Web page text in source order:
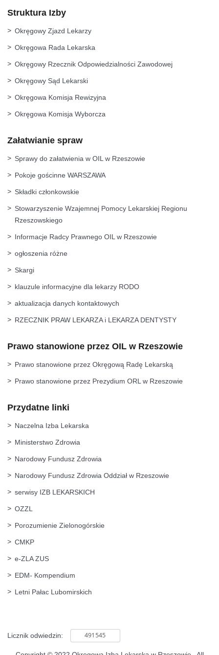
Struktura Izby
Okręgowy Zjazd Lekarzy
Okręgowa Rada Lekarska
Okręgowy Rzecznik Odpowiedzialności Zawodowej
Okręgowy Sąd Lekarski
Okręgowa Komisja Rewizyjna
Okręgowa Komisja Wyborcza
Załatwianie spraw
Sprawy do załatwienia w OIL w Rzeszowie
Pokoje gościnne WARSZAWA
Składki członkowskie
Stowarzyszenie Wzajemnej Pomocy Lekarskiej Regionu
Rzeszowskiego
Informacje Radcy Prawnego OIL w Rzeszowie
ogłoszenia różne
Skargi
klauzule informacyjne dla lekarzy RODO
aktualizacja danych kontaktowych
RZECZNIK PRAW LEKARZA i LEKARZA DENTYSTY
Prawo stanowione przez OIL w Rzeszowie
Prawo stanowione przez Okręgową Radę Lekarską
Prawo stanowione przez Prezydium ORL w Rzeszowie
Przydatne linki
Naczelna Izba Lekarska
Ministerstwo Zdrowia
Narodowy Fundusz Zdrowia
Narodowy Fundusz Zdrowia Oddział w Rzeszowie
serwisy IZB LEKARSKICH
OZZL
Porozumienie Zielonogórskie
CMKP
e-ZLA ZUS
EDM- Kompendium
Letni Pałac Lubomirskich
Licznik odwiedzin: